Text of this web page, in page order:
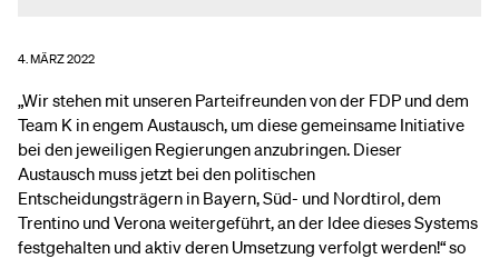
4. MÄRZ 2022
„Wir stehen mit unseren Parteifreunden von der FDP und dem
Team K in engem Austausch, um diese gemeinsame Initiative
bei den jeweiligen Regierungen anzubringen. Dieser
Austausch muss jetzt bei den politischen
Entscheidungsträgern in Bayern, Süd- und Nordtirol, dem
Trentino und Verona weitergeführt, an der Idee dieses Systems
festgehalten und aktiv deren Umsetzung verfolgt werden!“ so